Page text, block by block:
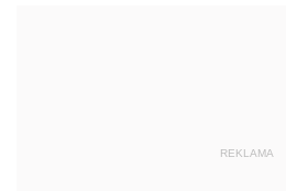
REKLAMA